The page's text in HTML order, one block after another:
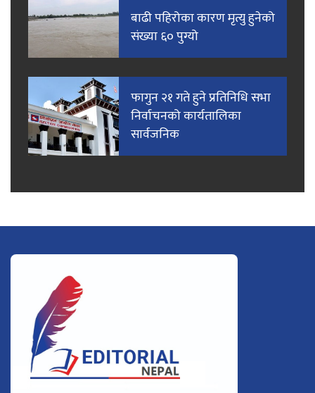
बाढी पहिरोका कारण मृत्यु हुनेको
संख्या ६० पुग्यो
फागुन २१ गते हुने प्रतिनिधि सभा
निर्वाचनको कार्यतालिका
सार्वजनिक